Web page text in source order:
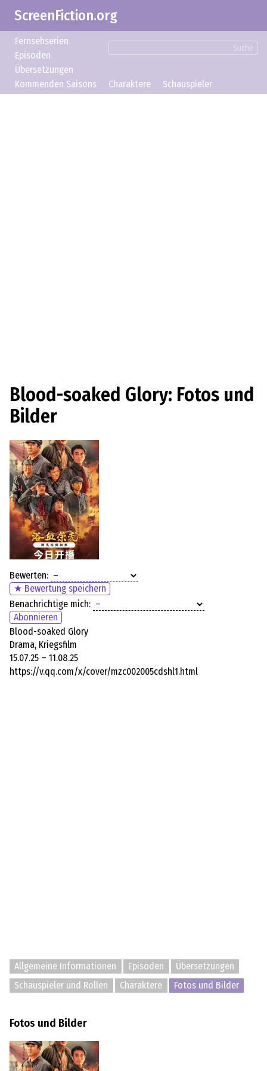
ScreenFiction.org
Suche
Fernsehserien
Episoden
Übersetzungen
Kommenden Saisons
Charaktere Schauspieler
Blood-soaked Glory: Fotos und
Bilder
Bewerten:
★ Bewertung speichern
Benachrichtige mich:
Abonnieren
Blood-soaked Glory
Drama, Kriegsfilm
15.07.25 – 11.08.25
https://v.qq.com/x/cover/mzc002005cdshl1.html
Allgemeine Informationen Episoden
Übersetzungen
Schauspieler und Rollen
Charaktere Fotos und Bilder
Fotos und Bilder